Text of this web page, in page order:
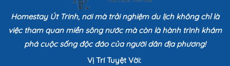
Homestay Út Trinh, nơi mà trải nghiệm du lịch không chỉ là
việc tham quan miền sông nước mà còn là hành trình khám
phá cuộc sống độc đáo của người dân địa phương!
Vị Trí Tuyệt Vời: